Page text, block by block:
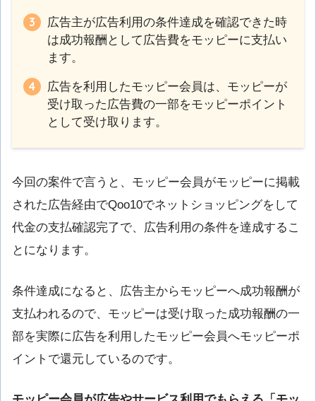
広告主が広告利用の条件達成を確認できた時
は成功報酬として広告費をモッピーに支払い
ます。
広告を利用したモッピー会員は、モッピーが
受け取った広告費の一部をモッピーポイント
として受け取ります。
今回の案件で言うと、モッピー会員がモッピーに掲載
された広告経由でQoo10でネットショッピングをして
代金の支払確認完了で、広告利用の条件を達成するこ
とになります。
条件達成になると、広告主からモッピーへ成功報酬が
支払われるので、モッピーは受け取った成功報酬の一
部を実際に広告を利用したモッピー会員へモッピーポ
イントで還元しているのです。